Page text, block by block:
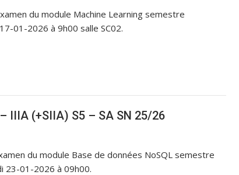
du module Machine Learning semestre
01-2026 à 9h00 salle SC02.
IIIA (+SIIA) S5 – SA SN 25/26
du module Base de données NoSQL semestre
23-01-2026 à 09h00.